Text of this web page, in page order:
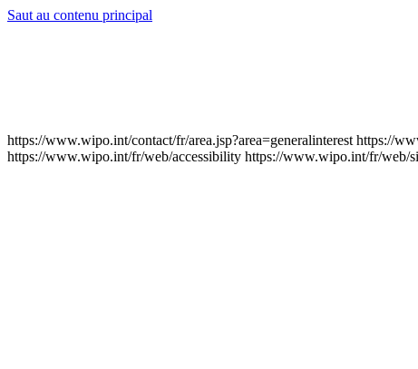
Saut au contenu principal
https://www.wipo.int/contact/fr/area.jsp?area=generalinterest https://
https://www.wipo.int/fr/web/accessibility https://www.wipo.int/fr/web/